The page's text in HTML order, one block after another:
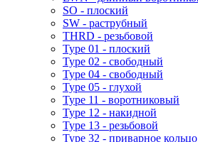
SO - плоский
SW - раструбный
THRD - резьбовой
Type 01 - плоский
Type 02 - свободный
Type 04 - свободный
Type 05 - глухой
Type 11 - воротниковый
Type 12 - накидной
Type 13 - резьбовой
Type 32 - приварное кольцо